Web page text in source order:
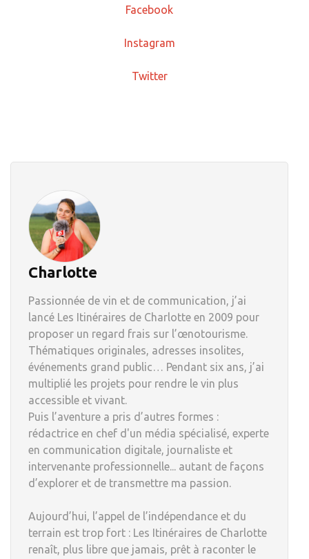
Facebook
Instagram
Twitter
Charlotte
Passionnée de vin et de communication, j’ai
lancé Les Itinéraires de Charlotte en 2009 pour
proposer un regard frais sur l’œnotourisme.
Thématiques originales, adresses insolites,
événements grand public… Pendant six ans, j’ai
multiplié les projets pour rendre le vin plus
accessible et vivant.
Puis l’aventure a pris d’autres formes :
rédactrice en chef d'un média spécialisé, experte
en communication digitale, journaliste et
intervenante professionnelle... autant de façons
d’explorer et de transmettre ma passion.
Aujourd’hui, l’appel de l’indépendance et du
terrain est trop fort : Les Itinéraires de Charlotte
renaît, plus libre que jamais, prêt à raconter le